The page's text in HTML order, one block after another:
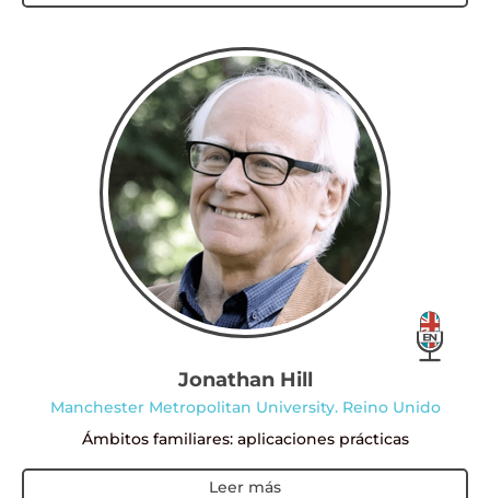
Jonathan Hill
Manchester Metropolitan University.Reino Unido
Ámbitos familiares: aplicaciones prácticas
Leer más